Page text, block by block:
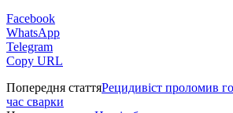
Facebook
WhatsApp
Telegram
Copy URL
Попередня статтяРецидивіст проломив
час сварки